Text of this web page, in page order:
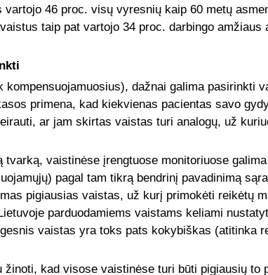
vartojo 46 proc. visų vyresnių kaip 60 metų
taip pat vartojo 34 proc. darbingo amžiaus
kompensuojamuosius), dažnai galima pasirinkti
primena, kad kiekvienas pacientas savo
ar jam skirtas vaistas turi analogų, už
tvarką, vaistinėse įrengtuose monitoriuose
pagal tam tikrą bendrinį pavadinimą
pigiausias vaistas, už kurį primokėti reikėtų
parduodamiems vaistams keliami
vaistas yra toks pats kokybiškas (atitinka
žinoti, kad visose vaistinėse turi būti pigiausių to